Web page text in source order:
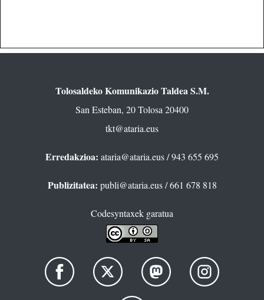
Tolosaldeko Komunikazio Taldea S.M.
San Esteban, 20 Tolosa 20400
tkt@ataria.eus
Erredakzioa: ataria@ataria.eus/ 943 655 695
Publizitatea: publi@ataria.eus/ 661 678 818
Codesyntaxek garatua